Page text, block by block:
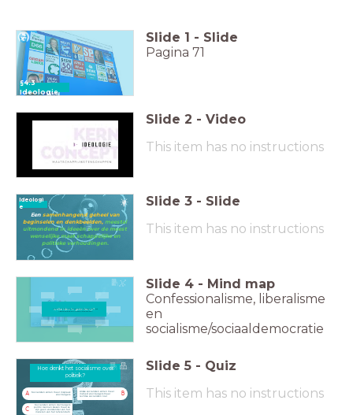
§4.3
Ideologie
Slide 1 - Slide
Pagina 71
Slide 2 - Video
This item has no instructions
Ideologi
e
Een samenhangend geheel van
beginselenen denkbeelden,
meestal
uitmondend in ideeën over de meest
wenselijke maat­ schappelijke en
politieke verhoudingen.
Slide 3 - Slide
This item has no instructions
welke ideologeiën ken je?
Wat zijn de drie hoofdideologieën van het
Nederlandse politieke landschap?
Slide 4 - Mind map
Confessionalisme, liberalisme
en
socialisme/sociaaldemocratie
Hoe denkt het socialisme over
politiek?
A Socialisten willen meer inspraak
voor burgers B
Linkse socialisten willen meer
invloed voor burgers maar
rechtse socialisten niet
C
Socialisten willen dat burgers
politici kunnen kiezen maar ze
zijn geen voorstander van het
invoeren van het referendum
Slide 5 - Quiz
This item has no instructions